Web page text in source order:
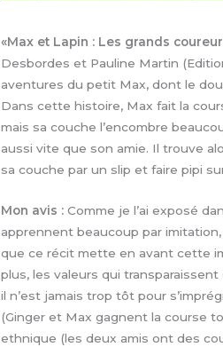
«Max et Lapin : Les grands
Desbordes et Pauline Martin
aventures du petit Max, dont le
Dans cette histoire, Max fait la
mais sa couche l’encombre
aussi vite que son amie. Il trouve
sa couche par un slip et faire pipi
Mon avis : Comme je l’ai exposé
apprennent beaucoup par imitation,
que ce récit mette en avant cette
plus, les valeurs qui
il n’est jamais trop tôt pour
(Ginger et Max gagnent la course
ethnique (les deux amis ont des